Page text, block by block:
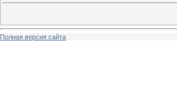
Полная версия сайта